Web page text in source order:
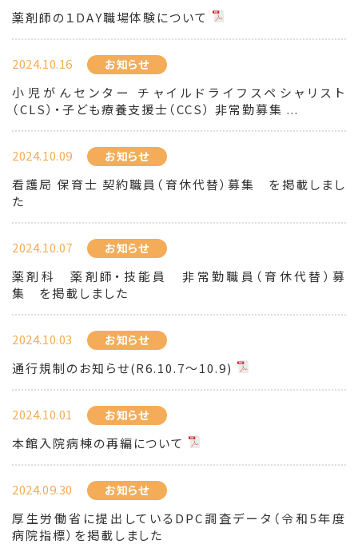
薬剤師の１DAY職場体験について
2024.10.16 お知らせ
小児がんセンター チャイルドライフスペシャリスト
（CLS）・子ども療養支援士（CCS） 非常勤募集 ...
2024.10.09 お知らせ
看護局 保育士 契約職員（育休代替）募集 を掲載しまし
た
2024.10.07 お知らせ
薬剤科 薬剤師・技能員 非常勤職員（育休代替）募
集 を掲載しました
2024.10.03 お知らせ
通行規制のお知らせ(R6.10.7～10.9)
2024.10.01 お知らせ
本館入院病棟の再編について
2024.09.30 お知らせ
厚生労働省に提出しているDPC調査データ（令和5年度
病院指標）を掲載しました